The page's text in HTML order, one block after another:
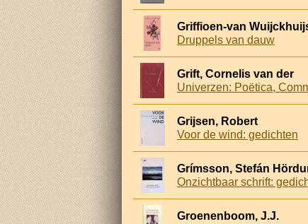
Griffioen-van
Druppels van dauw
Grift, Cornelis van der
Univerzen: Poëtica,
Grijsen, Robert
Voor de wind: gedichten
Grímsson, Stefán
Onzichtbaar schrift:
Groenenboom, J.J.